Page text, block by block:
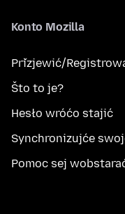
Konto Mozilla
Přizjewić/
Što to je?
Hesło wróćo stajić
Synchronizujće
Pomoc sej